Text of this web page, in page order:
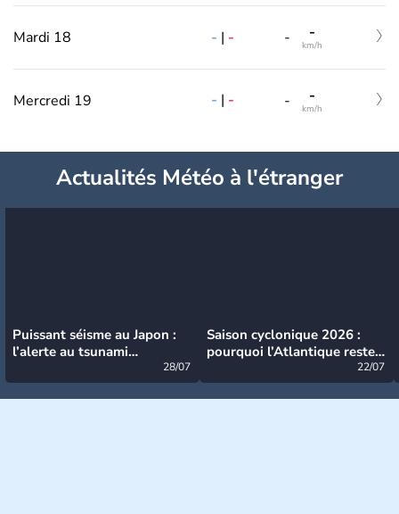
Mardi 18 - | - - -
km/h
Mercredi 19 - | - - -
km/h
Actualités Météo à l'étranger
Puissant séisme au Japon :
l’alerte au tsunami
28/07
Saison cyclonique 2026 :
pourquoi l’Atlantique reste
22/07